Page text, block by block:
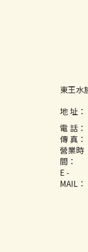
東王水
地 址：
電 話：
傳 真：
營業時
間：
E -
MAIL：